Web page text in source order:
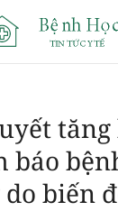
tăng
báo
biến